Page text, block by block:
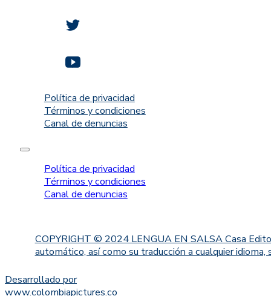
Política de privacidad
Términos y condiciones
Canal de denuncias
Política de privacidad
Términos y condiciones
Canal de denuncias
COPYRIGHT © 2024 LENGUA EN SALSA Casa
automático, así como su traducción a cualquier
Desarrollado por
www.colombiapictures.co